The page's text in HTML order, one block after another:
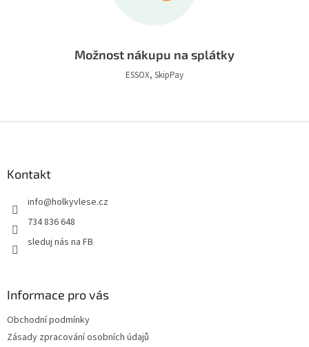
Možnost nákupu na splátky
ESSOX, SkipPay
Kontakt
info@holkyvlese.cz
734 836 648
sleduj nás na FB
Informace pro vás
Obchodní podmínky
Zásady zpracování osobních údajů